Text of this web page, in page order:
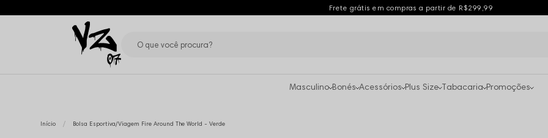
Frete grátis em compras a partir de R$299,99
Masculino Bonés Acessórios Plus Size Tabacaria Promoções
Início Bolsa Esportiva/Viagem Fire Around The World - Verde